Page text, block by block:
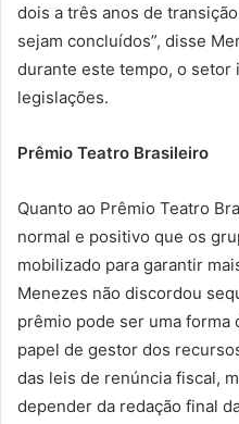
dois a três anos de
sejam concluídos”, disse
durante este tempo, o setor
legislações.
Prêmio Teatro Brasileiro
Quanto ao Prêmio Teatro
normal e positivo que os
mobilizado para garantir
Menezes não discordou
prêmio pode ser uma forma
papel de gestor dos
das leis de renúncia fiscal,
depender da redação final